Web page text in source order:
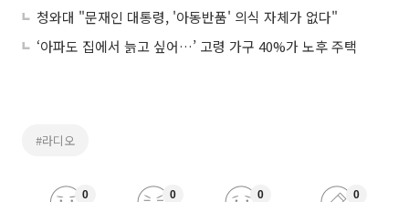
청와대 "문재인 대통령, '아동반품' 의식 자체가 없다"
‘아파도 집에서 늙고 싶어…’ 고령 가구 40%가 노후 주택
#라디오
0 0 0 0